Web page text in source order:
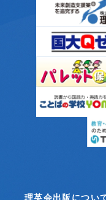
理英会出版につい